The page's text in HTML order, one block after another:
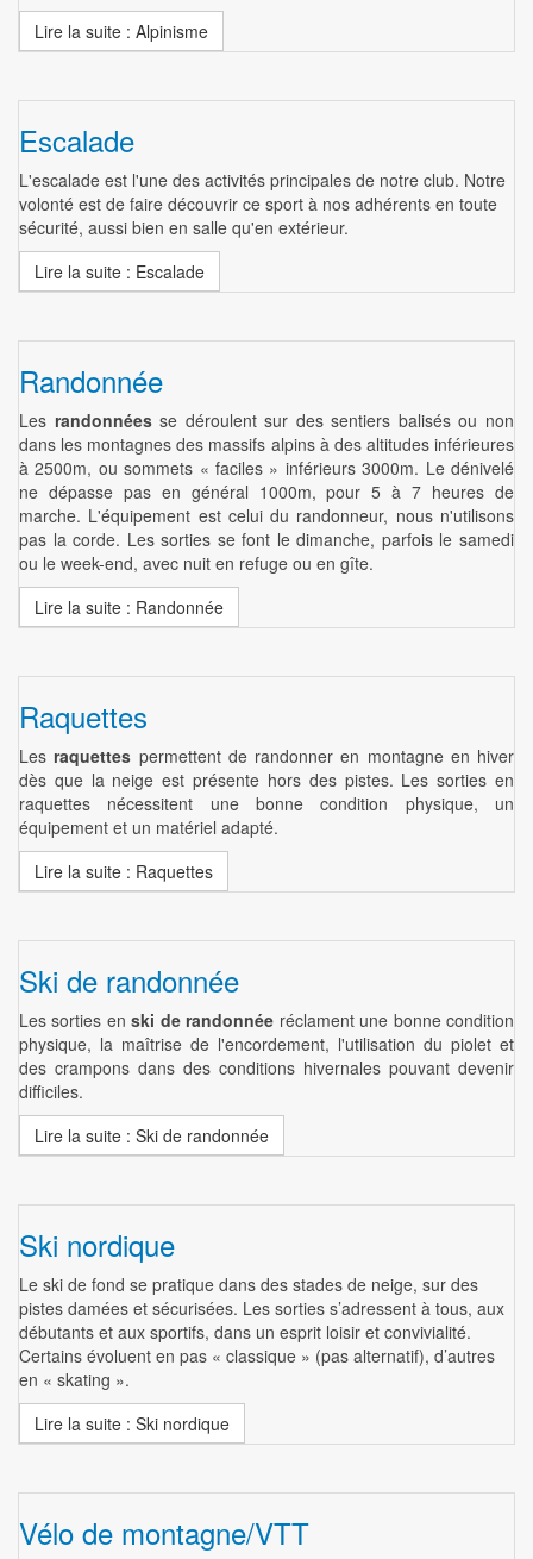
Lire la suite : Alpinisme
Escalade
L'escalade est l'une des activités principales de notre club. Notre
volonté est de faire découvrir ce sport à nos adhérents en toute
sécurité, aussi bien en salle qu'en extérieur.
Lire la suite : Escalade
Randonnée
Les randonnéesse déroulent sur des sentiers balisés ou non
dans les montagnes des massifs alpins à des altitudes inférieures
à 2500m, ou sommets « faciles » inférieurs 3000m. Le dénivelé
ne dépasse pas en général 1000m, pour 5 à 7 heures de
marche. L'équipement est celui du randonneur, nous n'utilisons
pas la corde. Les sorties se font le dimanche, parfois le samedi
ou le week-end, avec nuit en refuge ou en gîte.
Lire la suite : Randonnée
Raquettes
Les raquettes permettent de randonner en montagne en hiver
dès que la neige est présente hors des pistes. Les sorties en
raquettes nécessitent une bonne condition physique, un
équipement et un matériel adapté.
Lire la suite : Raquettes
Ski de randonnée
Les sorties enski de randonnée réclament une bonne condition
physique, la maîtrise de l'encordement, l'utilisation du piolet et
des crampons dans des conditions hivernales pouvant devenir
difficiles.
Lire la suite : Ski de randonnée
Ski nordique
Le ski de fond se pratique dans des stades de neige, sur des
pistes damées et sécurisées. Les sorties s’adressent à tous, aux
débutants et aux sportifs, dans un esprit loisir et convivialité.
Certains évoluent en pas « classique » (pas alternatif), d’autres
en « skating ».
Lire la suite : Ski nordique
Vélo de montagne/VTT